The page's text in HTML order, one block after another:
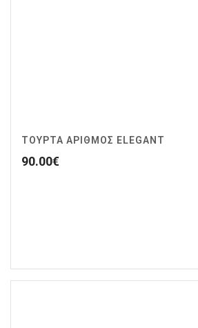
ΤΟΥΡΤΑ ΑΡΙΘΜΟΣ ELEGANT
90.00€